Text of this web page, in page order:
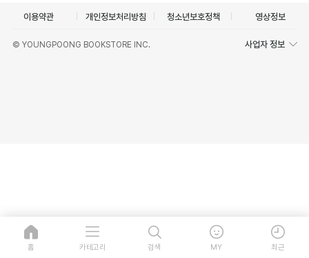
이용약관 개인정보처리방침 청소년보호정책 영상정보
© YOUNGPOONG BOOKSTORE INC. 사업자 정보
홈 카테고리 검색 MY 최근